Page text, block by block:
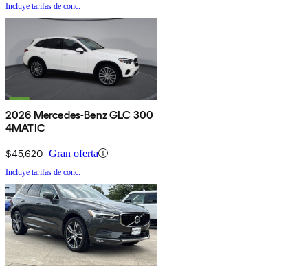
Incluye tarifas de conc.
2026 Mercedes-Benz GLC 300
4MATIC
$45,620 Gran oferta
Incluye tarifas de conc.